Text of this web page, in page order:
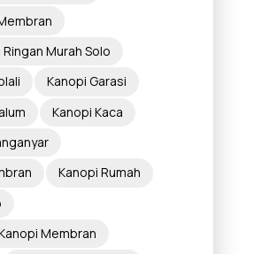
Murah Solo
Kanopi Garasi
Kanopi Kaca
Kanopi Rumah
Membran